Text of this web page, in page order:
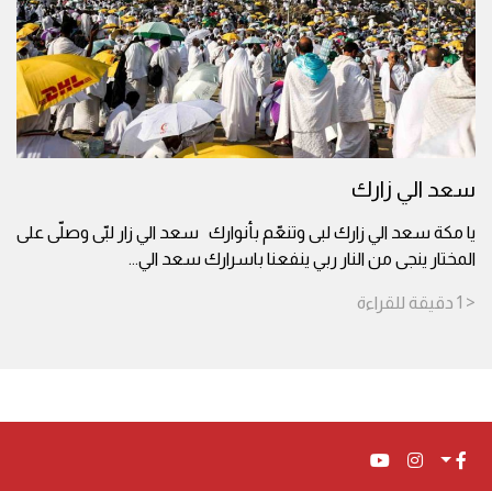
سعد الي زارك
يا مكة سعد الي زارك لبى وتنعّم بأنوارك سعد الي زار لبّى وصلّى على
المختار ينجى من النار ربي ينفعنا باسرارك سعد الي...
< 1 دقيقة للقراءة